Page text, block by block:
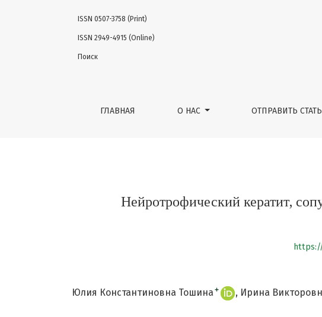
Нейротрофический кератит, сопутствующий опухоли
ГЛАВНАЯ О НАС ОТПРАВИТЬ
ISSN 0507-3758 (Print)
ISSN 2949-4915 (Online)
Поиск
Нейротрофический кератит,
Юлия Константиновна Тошина + Ирина